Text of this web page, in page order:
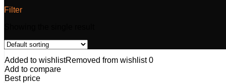
Filter
Added to wishlistRemoved from wishlist 0
Add to compare
Best price